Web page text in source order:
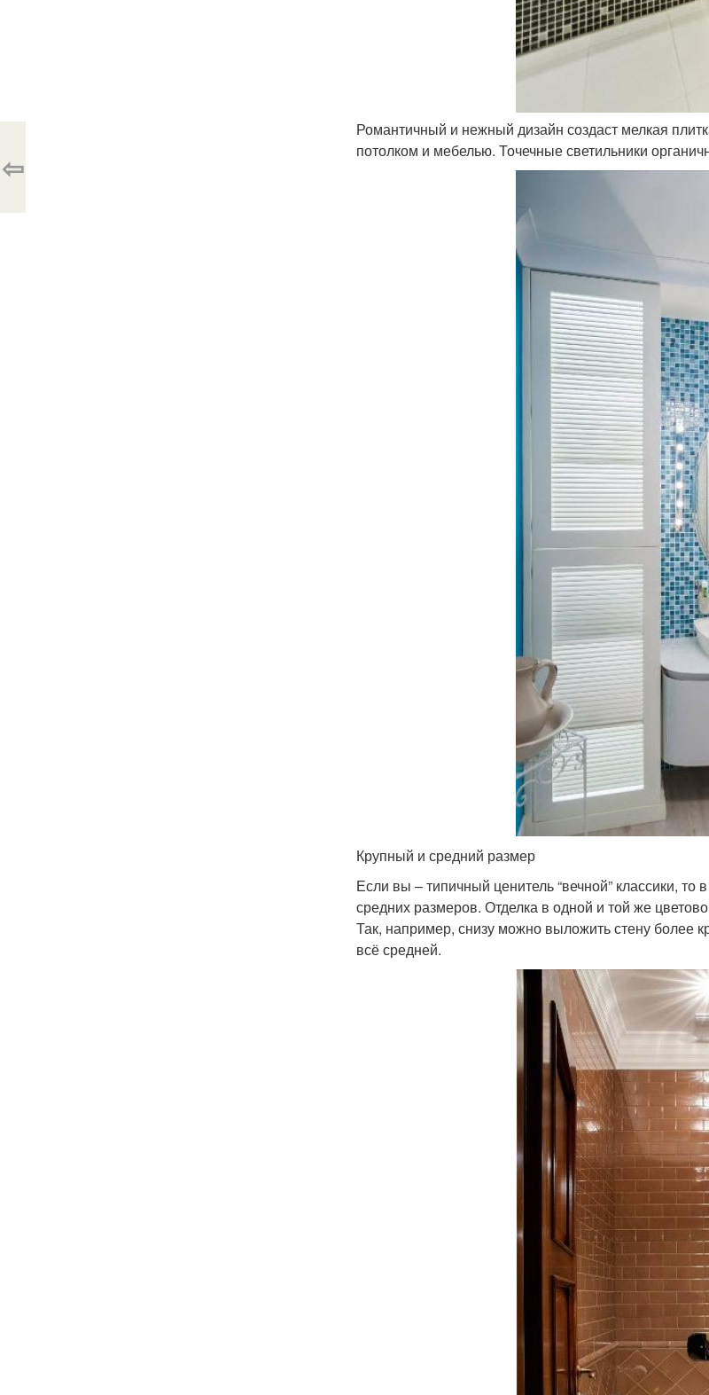
Романтичный и нежный дизайн создаст мелкая
потолком и мебелью. Точечные светильники
Крупный и средний размер
Если вы – типичный ценитель “вечной” классики,
средних размеров. Отделка в одной и той же
Так, например, снизу можно выложить стену более
всё средней.
⇦